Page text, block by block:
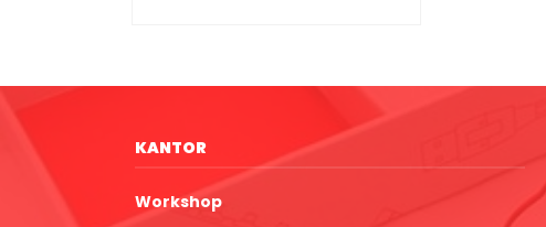
KANTOR
Workshop